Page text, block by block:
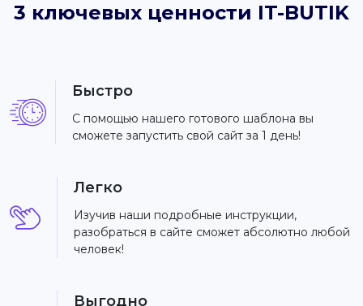
3 ключевых ценности IT-BUTIK
Быстро
С помощью нашего готового шаблона вы
сможете запустить свой сайт за 1 день!
Легко
Изучив наши подробные инструкции,
разобраться в сайте сможет абсолютно любой
человек!
Выгодно